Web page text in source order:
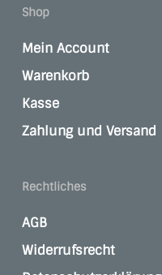
Shop
Mein Account
Warenkorb
Kasse
Zahlung und Versand
Rechtliches
AGB
Widerrufsrecht